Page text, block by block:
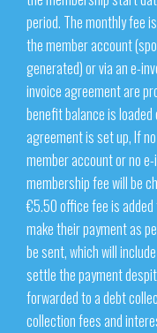
period. The monthly fee
the member account
generated) or via an e-
invoice agreement are
benefit balance is
agreement is set up, If
member account or no
membership fee will be
€5.50 office fee is
make their payment as
be sent, which will
settle the payment
forwarded to a debt
collection fees and